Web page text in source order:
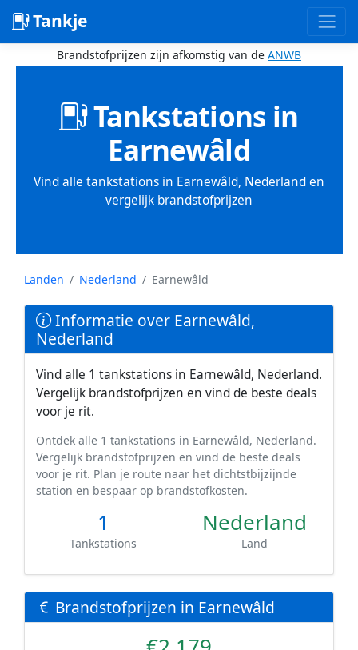
Tankje
Brandstofprijzen zijn afkomstig van de ANWB
Tankstations in
Earnewâld
Vind alle tankstations in Earnewâld, Nederland en
vergelijk brandstofprijzen
Landen Nederland Earnewâld
Informatie over Earnewâld,
Nederland
Vind alle 1 tankstations in Earnewâld, Nederland.
Vergelijk brandstofprijzen en vind de beste deals
voor je rit.
Ontdek alle 1 tankstations in Earnewâld, Nederland.
Vergelijk brandstofprijzen en vind de beste deals
voor je rit. Plan je route naar het dichtstbijzijnde
station en bespaar op brandstofkosten.
1
Tankstations
Nederland
Land
Brandstofprijzen in Earnewâld